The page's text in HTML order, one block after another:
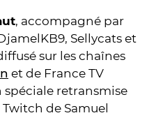
, accompagné par
Sellycats et
sur les chaînes
et de France TV
spéciale retransmise
de Samuel